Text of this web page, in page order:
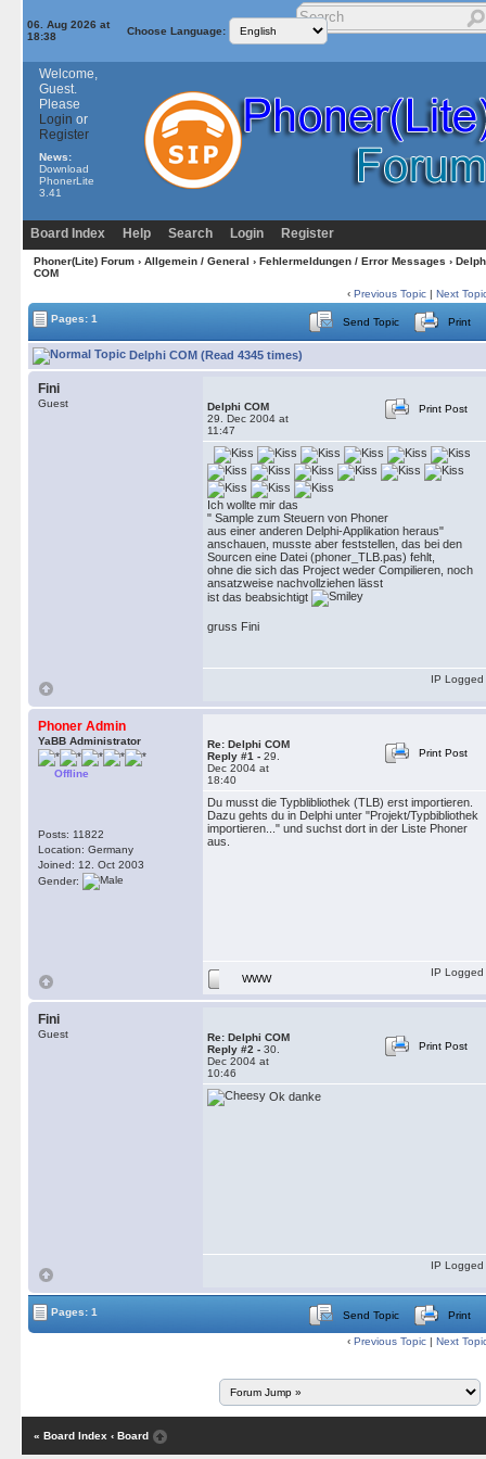
06. Aug 2026 at
18:38
Choose Language:
Welcome,
Guest.
Please
Login or
Register
News:
Download
PhonerLite
3.41
Board Index Help Search Login Register
Phoner(Lite) Forum› Allgemein / General › Fehlermeldungen / Error Messages ›
COM
‹ Previous Topic | Next
Pages: 1 Send Topic Print
Delphi COM (Read 4345 times)
Fini
Guest
Delphi COM
29. Dec 2004 at
11:47
Print Post
Ich wollte mir das
" Sample zum Steuern von Phoner
aus einer anderen Delphi-Applikation heraus"
anschauen, musste aber feststellen, das bei den
Sourcen eine Datei (phoner_TLB.pas) fehlt,
ohne die sich das Project weder Compilieren, noch
ansatzweise nachvollziehen lässt
ist das beabsichtigt
gruss Fini
IP Logged
Phoner Admin
YaBB Administrator
Offline
Posts: 11822
Location: Germany
Joined: 12. Oct 2003
Gender:
Re: Delphi COM
Reply #1 - 29.
Dec 2004 at
18:40
Print Post
Du musst die Typblibliothek (TLB) erst importieren.
Dazu gehts du in Delphi unter "Projekt/Typbibliothek
importieren..." und suchst dort in der Liste Phoner
aus.
WWW
IP Logged
Fini
Guest
Re: Delphi COM
Reply #2 - 30.
Dec 2004 at
10:46
Print Post
Ok danke
IP Logged
Pages: 1 Send Topic Print
‹ Previous Topic | Next
« Board Index ‹ Board